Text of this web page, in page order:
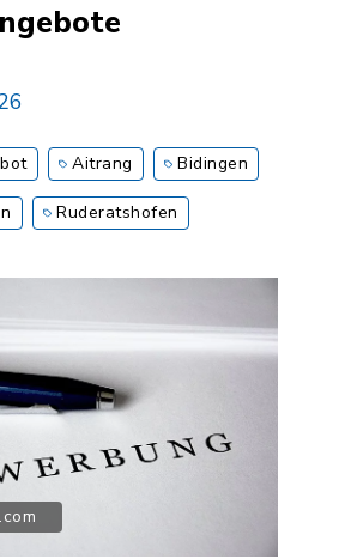
Aitrang Bidingen
Ruderatshofen